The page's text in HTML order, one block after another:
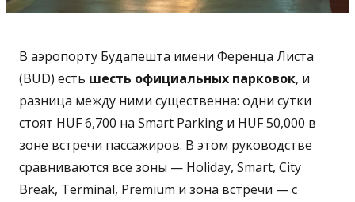
В аэропорту Будапешта имени Ференца Листа
(BUD) есть шесть официальных парковок, и
разница между ними существенна: одни сутки
стоят HUF 6,700 на Smart Parking и HUF 50,000 в
зоне встречи пассажиров. В этом руководстве
сравниваются все зоны — Holiday, Smart, City
Break, Terminal, Premium и зона встречи — с